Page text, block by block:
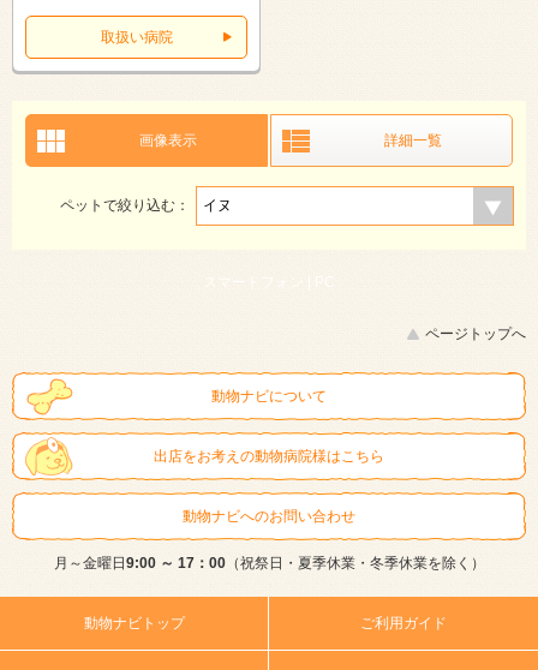
取扱い病院
画像表示 詳細一覧
ペットで絞り込む：
スマートフォン | PC
ページトップへ
動物ナビについて
出店をお考えの動物病院様はこちら
動物ナビへのお問い合わせ
月～金曜日 9:00 ～ 17：00（祝祭日・夏季休業・冬季休業を除く）
動物ナビトップ ご利用ガイド